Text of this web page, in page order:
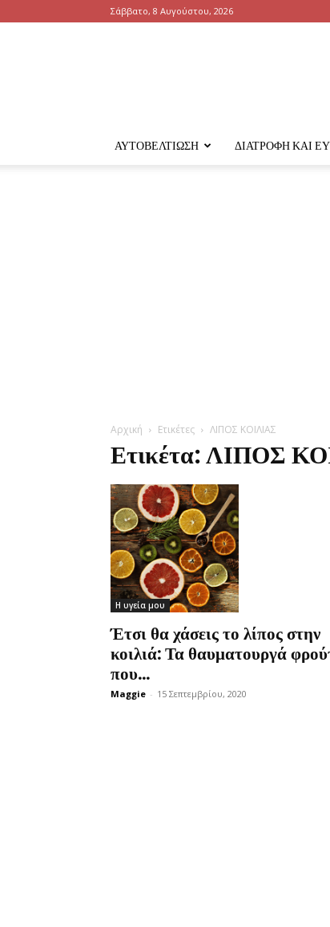
Σάββατο, 8 Αυγούστου, 2026
ΑΥΤΟΒΕΛΤΊΩΣΗ ΔΙΑΤΡΟΦΉ ΚΑΙ
Αρχική Ετικέτες ΛΙΠΟΣ ΚΟΙΛΙΑΣ
Ετικέτα: ΛΙΠΟΣ
Η υγεία μου
Έτσι θα χάσεις το λίπος στην
κοιλιά: Τα θαυματουργά
που...
Maggie - 15 Σεπτεμβρίου, 2020